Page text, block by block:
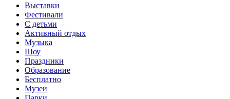
Выставки
Фестивали
С детьми
Активный отдых
Музыка
Шоу
Праздники
Образование
Бесплатно
Музеи